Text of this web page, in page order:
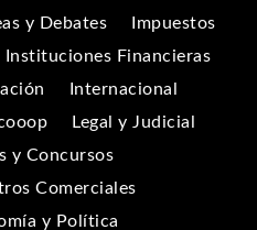
y Debates
Impuestos
Instituciones Financieras
Internacional
Legal y Judicial
y Concursos
Comerciales
y Política